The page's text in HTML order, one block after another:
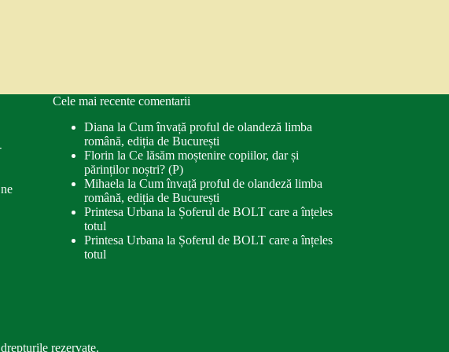
Cele mai recente comentarii
Diana la Cum învață proful de olandeză limba
română, ediția de București
Florin la Ce lăsăm moștenire copiilor, dar și
părinților noștri? (P)
Mihaela la Cum învață proful de olandeză limba
română, ediția de București
Printesa Urbana la Șoferul de BOLT care a înțeles
totul
Printesa Urbana la Șoferul de BOLT care a înțeles
totul
rezervate.